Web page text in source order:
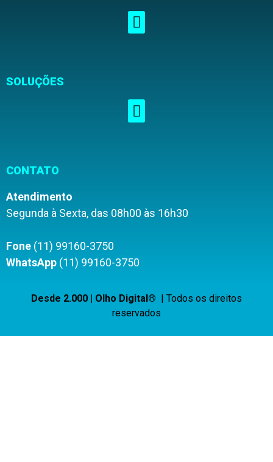
SOLUÇÕES
CONTATO
Atendimento
Segunda à Sexta, das 08h00 às 16h30
Fone (11) 99160-3750
WhatsApp (11) 99160-3750
Desde 2.000 | Olho Digital® | Todos os direitos
reservados